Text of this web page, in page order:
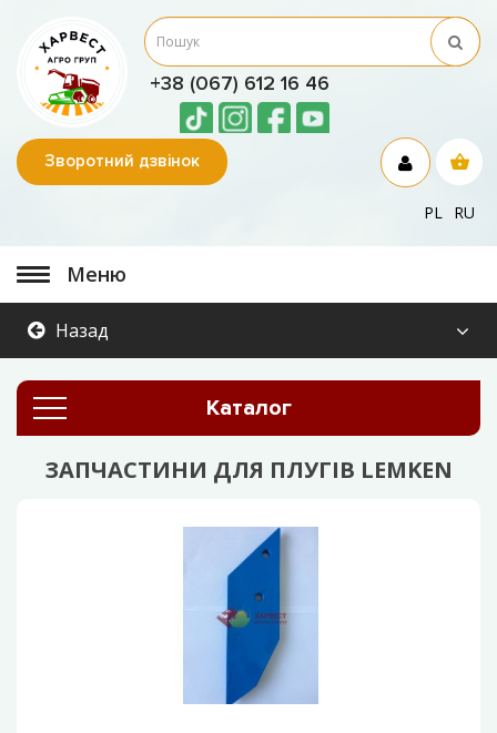
+38 (067) 612 16 46
Зворотний дзвінок
PL RU
Меню
Назад
Каталог
ЗАПЧАСТИНИ ДЛЯ ПЛУГІВ LEMKEN